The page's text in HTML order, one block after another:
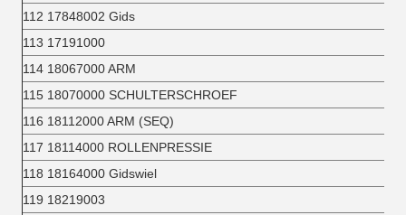
112 17848002 Gids
113 17191000
114 18067000 ARM
115 18070000 SCHULTERSCHROEF
116 18112000 ARM (SEQ)
117 18114000 ROLLENPRESSIE
118 18164000 Gidswiel
119 18219003